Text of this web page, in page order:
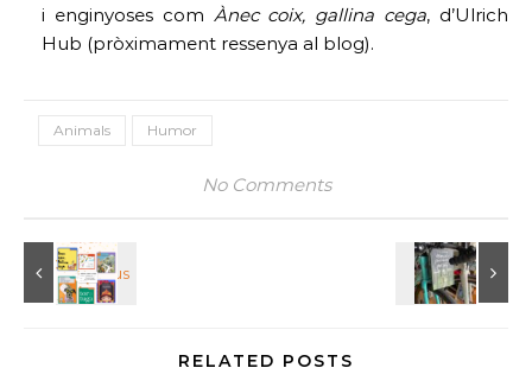
i enginyoses com Ànec coix, gallina cega, d’Ulrich
Hub (pròximament ressenya al blog).
Animals Humor
No Comments
RELATED POSTS